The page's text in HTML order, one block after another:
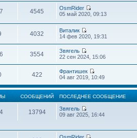
4545
OsmRider
05 май 2020, 09:13
4032
Виталик
14 фев 2020, 19:31
3554
Звягель
22 сен 2024, 15:06
422
Франтишек
04 авг 2019, 10:49
СООБЩЕНИЙ ПОСЛЕДНЕЕ СООБЩЕНИЕ
13794
Звягель
09 авг 2025, 16:44